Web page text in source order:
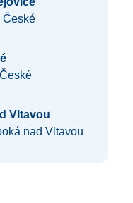
České
Vltavou
nad Vltavou